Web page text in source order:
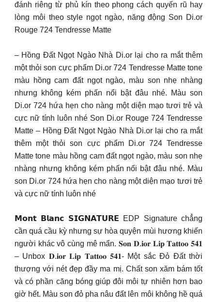
đánh riêng từ phủ kín theo phong cách quyến rũ hay
lòng môi theo style ngọt ngào, năng động Son Di.or
Rouge 724 Tendresse Matte
– Hồng Đất Ngọt Ngào Nhà Di.or lại cho ra mắt thêm
một thỏi son cực phẩm Di.or 724 Tendresse Matte tone
màu hồng cam đất ngọt ngào, màu son nhẹ nhàng
nhưng không kém phấn nổi bật đâu nhé. Màu son
Di.or 724 hứa hẹn cho nàng một diện mạo tươi trẻ và
cực nữ tính luôn nhé Son Di.or Rouge 724 Tendresse
Matte – Hồng Đất Ngọt Ngào Nhà Di.or lại cho ra mắt
thêm một thỏi son cực phẩm Di.or 724 Tendresse
Matte tone màu hồng cam đất ngọt ngào, màu son nhẹ
nhàng nhưng không kém phấn nổi bật đâu nhé. Màu
son Di.or 724 hứa hẹn cho nàng một diện mạo tươi trẻ
và cực nữ tính luôn nhé
𝗠𝗼𝗻𝘁 𝗕𝗹𝗮𝗻𝗰 𝗦𝗜𝗚𝗡𝗔𝗧𝗨𝗥𝗘 EDP Signature chẳng
cần quá cầu kỳ nhưng sự hòa quyện mùi hương khiến
người khác vô cùng mê mẩn. 𝐒𝐨𝐧 𝐃.𝐢𝐨𝐫 𝐋𝐢𝐩 𝐓𝐚𝐭𝐭𝐨𝐨 𝟓𝟒𝟏
– Unbox 𝐃.𝐢𝐨𝐫 𝐋𝐢𝐩 𝐓𝐚𝐭𝐭𝐨𝐨 𝟓𝟒𝟏- Một sắc Đỏ Đất thời
thượng với nét đẹp đầy ma mị. Chất son xăm bám tốt
và có phần căng bóng giúp đôi môi tự nhiên hơn bao
giờ hết. Màu son đỏ pha nâu đất lên môi không hề quá